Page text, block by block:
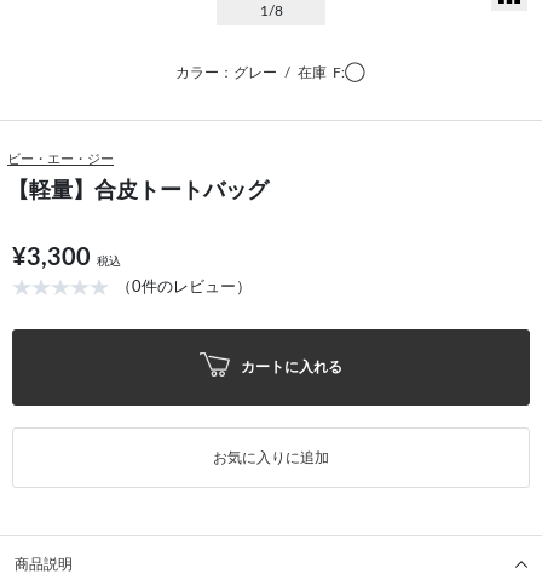
1 /8
カラー：グレー / 在庫 F:◯
ビー・エー・ジー
【軽量】合皮トートバッグ
¥3,300 税込
（0件のレビュー）
カートに入れる
お気に入りに追加
商品説明